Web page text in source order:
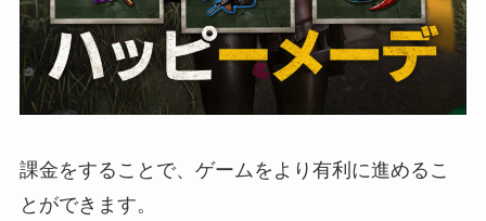
課金をすることで、ゲームをより有利に進めるこ
とができます。